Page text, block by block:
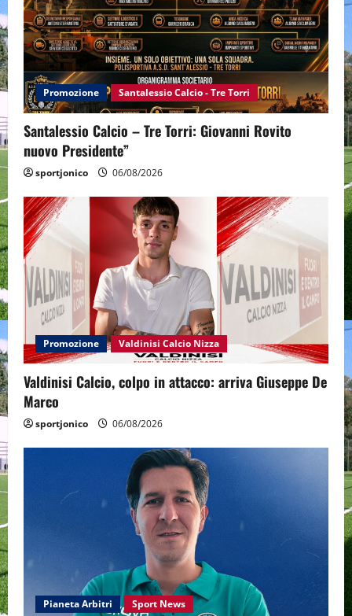
Promozione Santalessio Calcio - Tre Torri
Santalessio Calcio – Tre Torri: Giovanni Rovito
nuovo Presidente”
sportjonico 06/08/2026
Promozione Valdinisi Calcio Nizza
Valdinisi Calcio, colpo in attacco: arriva Giuseppe De
Marco
sportjonico 06/08/2026
Pianeta Arbitri Sport News